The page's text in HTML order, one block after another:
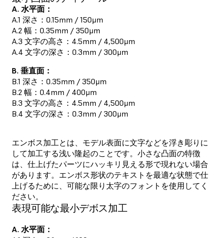
A. 水平面：
A.1 深さ：0.15mm / 150μm
A.2 幅：0.35mm / 350μm
A.3 文字の高さ：4.5mm / 4,500μm
A.4 文字の深さ：0.3mm / 300μm
B. 垂直面：
B.1 深さ：0.35mm / 350μm
B.2 幅：0.4mm / 400μm
B.3 文字の高さ：4.5mm / 4,500μm
B.4 文字の深さ：0.3mm / 300μm
エンボス加工とは、モデル表面に文字などを浮き彫りに
して加工する浅い隆起のことです。小さな凸面の特徴
は、仕上げたパーツにハッキリ見える形で現れない場合
があります。エンボス形状のテキストを最適な状態で仕
上げるために、可能な限り太字のフォントを使用してく
ださい。
表現可能な最小デボス加工
A. 水平面：